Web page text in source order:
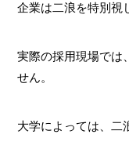
企業は二浪を特別視
実際の採用現場では
せん。
大学によっては、二